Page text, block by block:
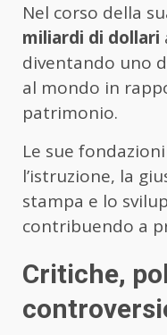
Nel corso della
miliardi di dollari
diventando uno
al mondo in
patrimonio.
Le sue
l’istruzione, la
stampa e lo
contribuendo a
Critiche,